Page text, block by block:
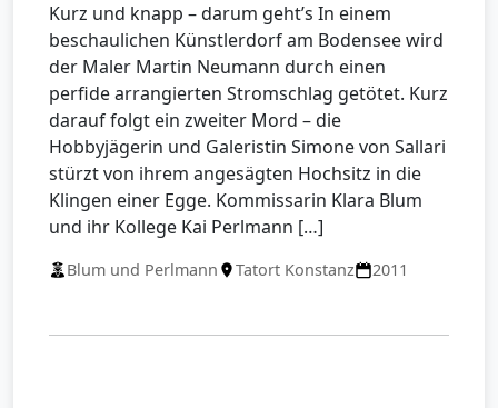
Kurz und knapp – darum geht’s In einem
beschaulichen Künstlerdorf am Bodensee wird
der Maler Martin Neumann durch einen
perfide arrangierten Stromschlag getötet. Kurz
darauf folgt ein zweiter Mord – die
Hobbyjägerin und Galeristin Simone von Sallari
stürzt von ihrem angesägten Hochsitz in die
Klingen einer Egge. Kommissarin Klara Blum
und ihr Kollege Kai Perlmann […]
Blum und Perlmann Tatort Konstanz 2011